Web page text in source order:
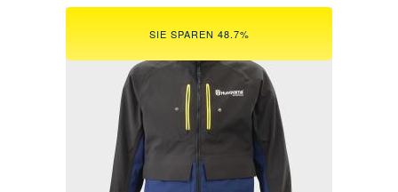
SIE SPAREN 48.7%